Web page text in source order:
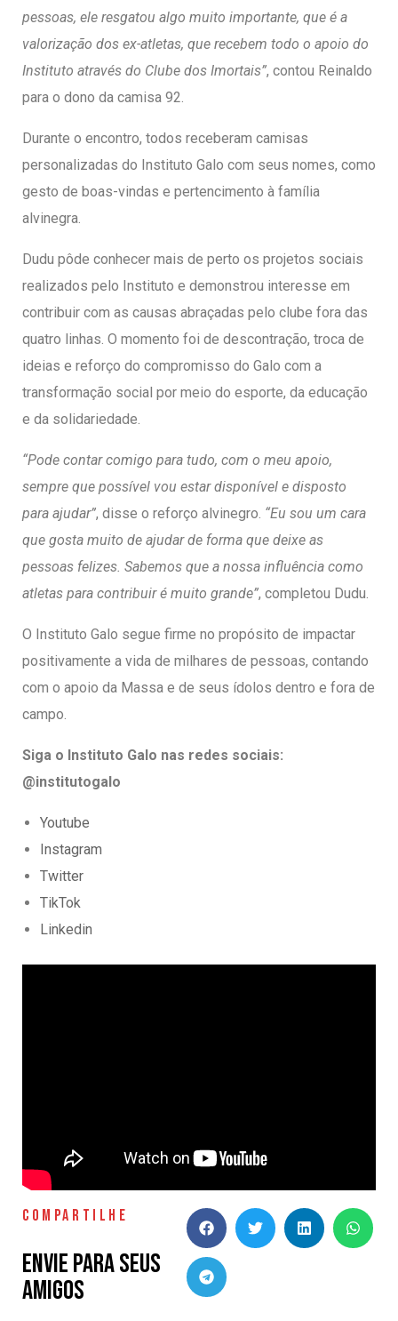
pessoas, ele resgatou algo muito importante, que é a
valorização dos ex-atletas, que recebem todo o apoio do
Instituto através do Clube dos Imortais”, contou Reinaldo
para o dono da camisa 92.
Durante o encontro, todos receberam camisas
personalizadas do Instituto Galo com seus nomes, como
gesto de boas-vindas e pertencimento à família
alvinegra.
Dudu pôde conhecer mais de perto os projetos sociais
realizados pelo Instituto e demonstrou interesse em
contribuir com as causas abraçadas pelo clube fora das
quatro linhas. O momento foi de descontração, troca de
ideias e reforço do compromisso do Galo com a
transformação social por meio do esporte, da educação
e da solidariedade.
“Pode contar comigo para tudo, com o meu apoio,
sempre que possível vou estar disponível e disposto
para ajudar”, disse o reforço alvinegro. “Eu sou um cara
que gosta muito de ajudar de forma que deixe as
pessoas felizes. Sabemos que a nossa influência como
atletas para contribuir é muito grande”, completou Dudu.
O Instituto Galo segue firme no propósito de impactar
positivamente a vida de milhares de pessoas, contando
com o apoio da Massa e de seus ídolos dentro e fora de
campo.
Siga o Instituto Galo nas redes sociais:
@institutogalo
Youtube
Instagram
Twitter
TikTok
Linkedin
COMPARTILHE
Envie para seus
amigos